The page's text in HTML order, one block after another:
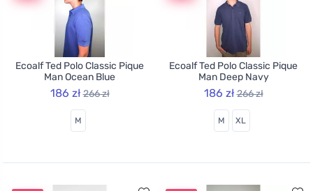
Ecoalf Ted Polo Classic Pique
Man Ocean Blue
186 zł 266 zł
M
Ecoalf Ted Polo Classic Pique
Man Deep Navy
186 zł 266 zł
M XL